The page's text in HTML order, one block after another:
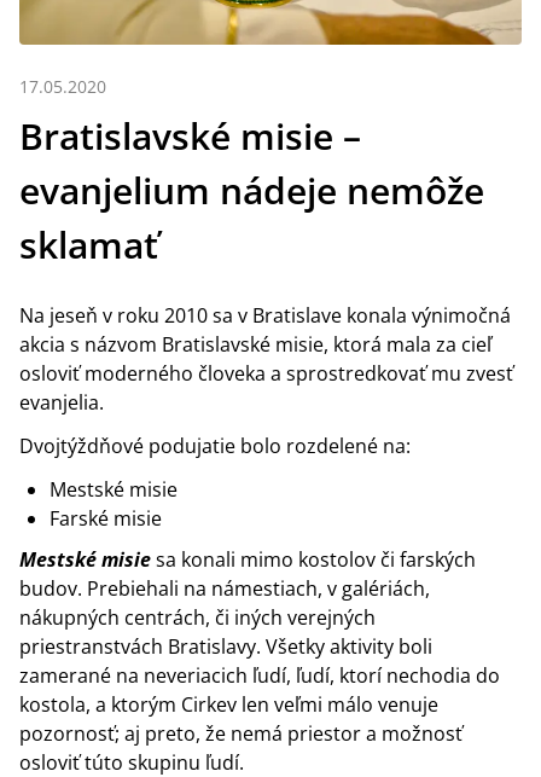
17.05.2020
Bratislavské misie –
evanjelium nádeje nemôže
sklamať
Na jeseň v roku 2010 sa v Bratislave konala výnimočná
akcia s názvom Bratislavské misie, ktorá mala za cieľ
osloviť moderného človeka a sprostredkovať mu zvesť
evanjelia.
Dvojtýždňové podujatie bolo rozdelené na:
Mestské misie
Farské misie
Mestské misiesa konali mimo kostolov či farských
budov. Prebiehali na námestiach, v galériách,
nákupných centrách, či iných verejných
priestranstvách Bratislavy. Všetky aktivity boli
zamerané na neveriacich ľudí, ľudí, ktorí nechodia do
kostola, a ktorým Cirkev len veľmi málo venuje
pozornosť; aj preto, že nemá priestor a možnosť
osloviť túto skupinu ľudí.